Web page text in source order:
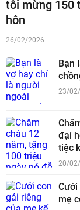
tôi mừng 150
hôn
26/02/2026
Bạn
23/
đại
tiệc
20/
Cưới
mẹ